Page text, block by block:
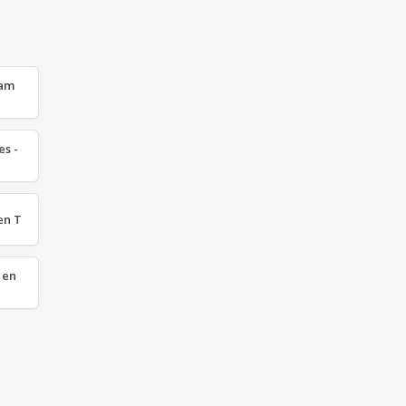
-
T